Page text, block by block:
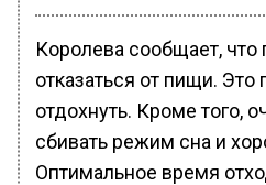
Королева сообщает, что
отказаться от пищи.
отдохнуть. Кроме того,
сбивать режим сна и
Оптимальное время